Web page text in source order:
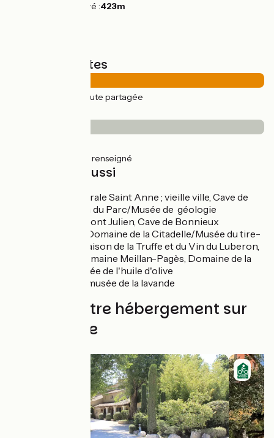
Point le plus élevé :423m
Types de routes
(100%) Route partagée
(92%) Non renseigné
À découvrir aussi
: Cathédrale Saint Anne ; vieille ville, Cave de
Sylla, Maison du Parc/Musée de géologie
: Pont Julien, Cave de Bonnieux
: Domaine de la Citadelle/Musée du tire-
bouchon, Maison de la Truffe et du Vin du Luberon,
: Domaine Meillan-Pagès, Domaine de la
Royère/musée de l'huile d'olive
Coustellet : musée de la lavande
Trouvez votre hébergement sur
cette étape